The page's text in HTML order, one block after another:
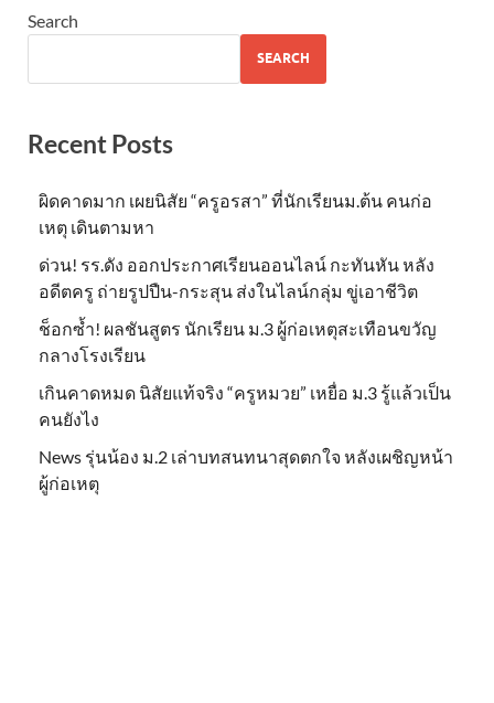
Search
SEARCH
Recent Posts
ผิดคาดมาก เผยนิสัย “ครูอรสา” ที่นักเรียนม.ต้น คนก่อ
เหตุ เดินตามหา
ด่วน! รร.ดัง ออกประกาศเรียนออนไลน์ กะทันหัน หลัง
อดีตครู ถ่ายรูปปืน-กระสุน ส่งในไลน์กลุ่ม ขู่เอาชีวิต
ช็อกซ้ำ! ผลชันสูตร นักเรียน ม.3 ผู้ก่อเหตุสะเทือนขวัญ
กลางโรงเรียน
เกินคาดหมด นิสัยแท้จริง “ครูหมวย” เหยื่อ ม.3 รู้แล้วเป็น
คนยังไง
News รุ่นน้อง ม.2 เล่าบทสนทนาสุดตกใจ หลังเผชิญหน้า
ผู้ก่อเหตุ